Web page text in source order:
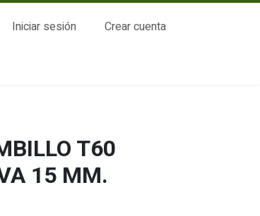
Iniciar sesión Crear cuenta
T60
15 MM.